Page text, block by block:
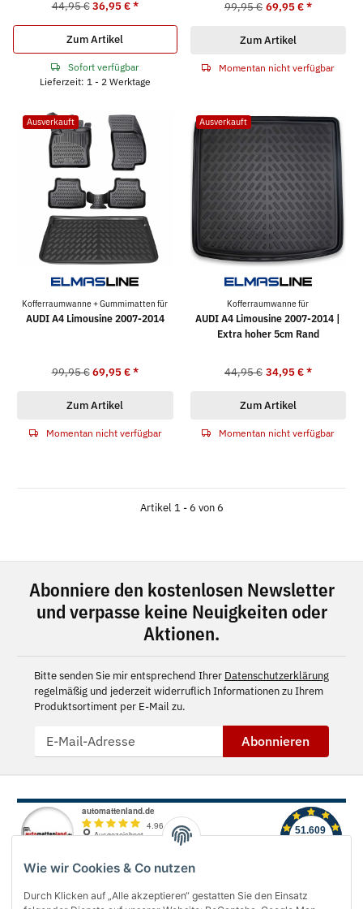
Wie wir Cookies & Co nutzen
Durch Klicken auf „Alle akzeptieren“ gestatten Sie den Einsatz
44,95 € 36,95 €*
Zum Artikel
Sofort verfügbar
Lieferzeit: 1 - 2 Werktage
99,95 € 69,95 €*
Zum Artikel
Momentan nicht verfügbar
Ausverkauft
Kofferraumwanne + Gummimatten für
AUDI A4 Limousine 2007-2014
99,95 € 69,95 €*
Zum Artikel
Momentan nicht verfügbar
Ausverkauft
Kofferraumwanne für
AUDI A4 Limousine 2007-2014 |
Extra hoher 5cm Rand
44,95 € 34,95 €*
Zum Artikel
Momentan nicht verfügbar
Artikel 1 - 6 von 6
Abonniere den kostenlosen Newsletter
und verpasse keine Neuigkeiten oder
Aktionen.
Bitte senden Sie mir entsprechend Ihrer Datenschutzerklärung
regelmäßig und jederzeit widerruflich Informationen zu Ihrem
Produktsortiment per E-Mail zu.
Abonnieren